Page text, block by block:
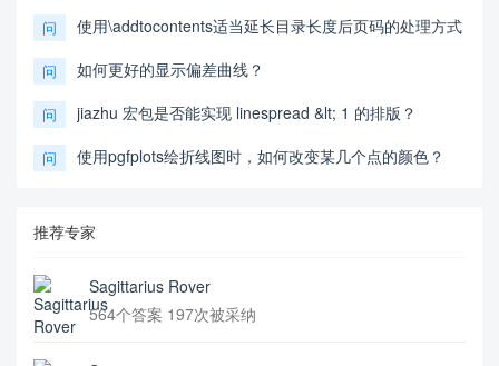
问 使用\addtocontents适当延长目录长度后页码的处理方式
问 如何更好的显示偏差曲线？
问 jiazhu 宏包是否能实现 linespread &lt; 1 的排版？
问 使用pgfplots绘折线图时，如何改变某几个点的颜色？
推荐专家
Sagittarius Rover
564个答案 197次被采纳